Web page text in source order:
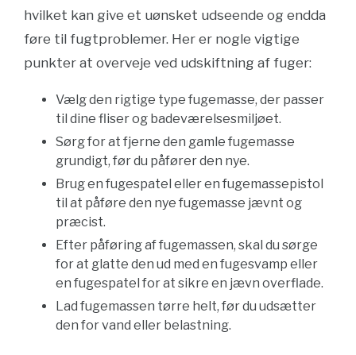
hvilket kan give et uønsket udseende og endda
føre til fugtproblemer. Her er nogle vigtige
punkter at overveje ved udskiftning af fuger:
Vælg den rigtige type fugemasse, der passer
til dine fliser og badeværelsesmiljøet.
Sørg for at fjerne den gamle fugemasse
grundigt, før du påfører den nye.
Brug en fugespatel eller en fugemassepistol
til at påføre den nye fugemasse jævnt og
præcist.
Efter påføring af fugemassen, skal du sørge
for at glatte den ud med en fugesvamp eller
en fugespatel for at sikre en jævn overflade.
Lad fugemassen tørre helt, før du udsætter
den for vand eller belastning.